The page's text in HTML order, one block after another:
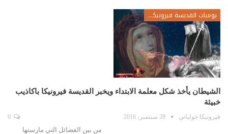
يوميات القديسة فيرونيكا جولياني
الشيطان يأخذ شكل معلمة الابتداء ويخبر القديسة فيرونيكا باكاذيب
خبيثة
فيرونيكا جولياني 28 سبتمبر، 2016
من بين الفضائل التي مارستها